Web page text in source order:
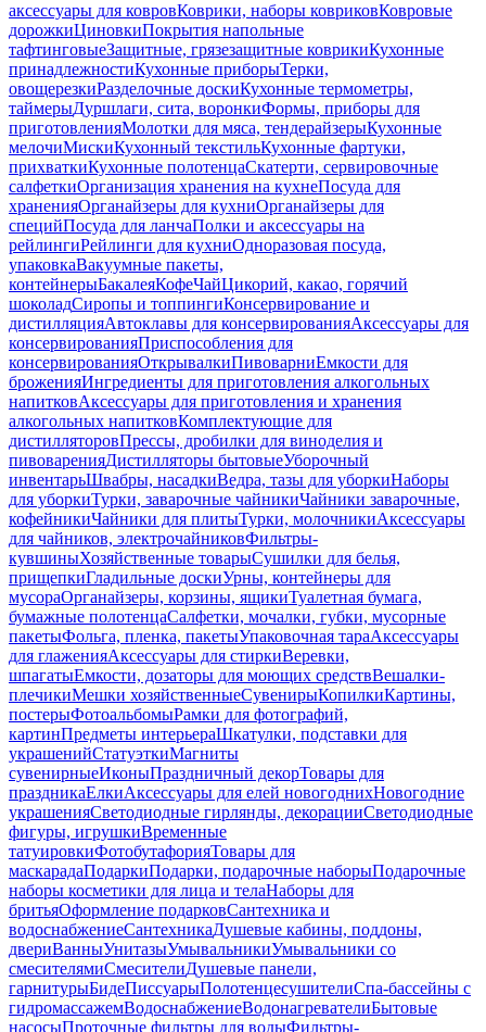
аксессуары для ковровКоврики, наборы ковриковКовровые
дорожкиЦиновкиПокрытия напольные
тафтинговыеЗащитные, грязезащитные коврикиКухонные
принадлежностиКухонные приборыТерки,
овощерезкиРазделочные доскиКухонные термометры,
таймерыДуршлаги, сита, воронкиФормы, приборы для
приготовленияМолотки для мяса, тендерайзерыКухонные
мелочиМискиКухонный текстильКухонные фартуки,
прихваткиКухонные полотенцаСкатерти, сервировочные
салфеткиОрганизация хранения на кухнеПосуда для
храненияОрганайзеры для кухниОрганайзеры для
специйПосуда для ланчаПолки и аксессуары на
рейлингиРейлинги для кухниОдноразовая посуда,
упаковкаВакуумные пакеты,
контейнерыБакалеяКофеЧайЦикорий, какао, горячий
шоколадСиропы и топпингиКонсервирование и
дистилляцияАвтоклавы для консервированияАксессуары для
консервированияПриспособления для
консервированияОткрывалкиПивоварниЕмкости для
броженияИнгредиенты для приготовления алкогольных
напитковАксессуары для приготовления и хранения
алкогольных напитковКомплектующие для
дистилляторовПрессы, дробилки для виноделия и
пивоваренияДистилляторы бытовыеУборочный
инвентарьШвабры, насадкиВедра, тазы для уборкиНаборы
для уборкиТурки, заварочные чайникиЧайники заварочные,
кофейникиЧайники для плитыТурки, молочникиАксессуары
для чайников, электрочайниковФильтры-
кувшиныХозяйственные товарыСушилки для белья,
прищепкиГладильные доскиУрны, контейнеры для
мусораОрганайзеры, корзины, ящикиТуалетная бумага,
бумажные полотенцаСалфетки, мочалки, губки, мусорные
пакетыФольга, пленка, пакетыУпаковочная тараАксессуары
для глаженияАксессуары для стиркиВеревки,
шпагатыЕмкости, дозаторы для моющих средствВешалки-
плечикиМешки хозяйственныеСувенирыКопилкиКартины,
постерыФотоальбомыРамки для фотографий,
картинПредметы интерьераШкатулки, подставки для
украшенийСтатуэткиМагниты
сувенирныеИконыПраздничный декорТовары для
праздникаЕлкиАксессуары для елей новогоднихНовогодние
украшенияСветодиодные гирлянды, декорацииСветодиодные
фигуры, игрушкиВременные
татуировкиФотобутафорияТовары для
маскарадаПодаркиПодарки, подарочные наборыПодарочные
наборы косметики для лица и телаНаборы для
бритьяОформление подарковСантехника и
водоснабжениеСантехникаДушевые кабины, поддоны,
двериВанныУнитазыУмывальникиУмывальники со
смесителямиСмесителиДушевые панели,
гарнитурыБидеПиссуарыПолотенцесушителиСпа-бассейны с
гидромассажемВодоснабжениеВодонагревателиБытовые
насосыПроточные фильтры для водыФильтры-